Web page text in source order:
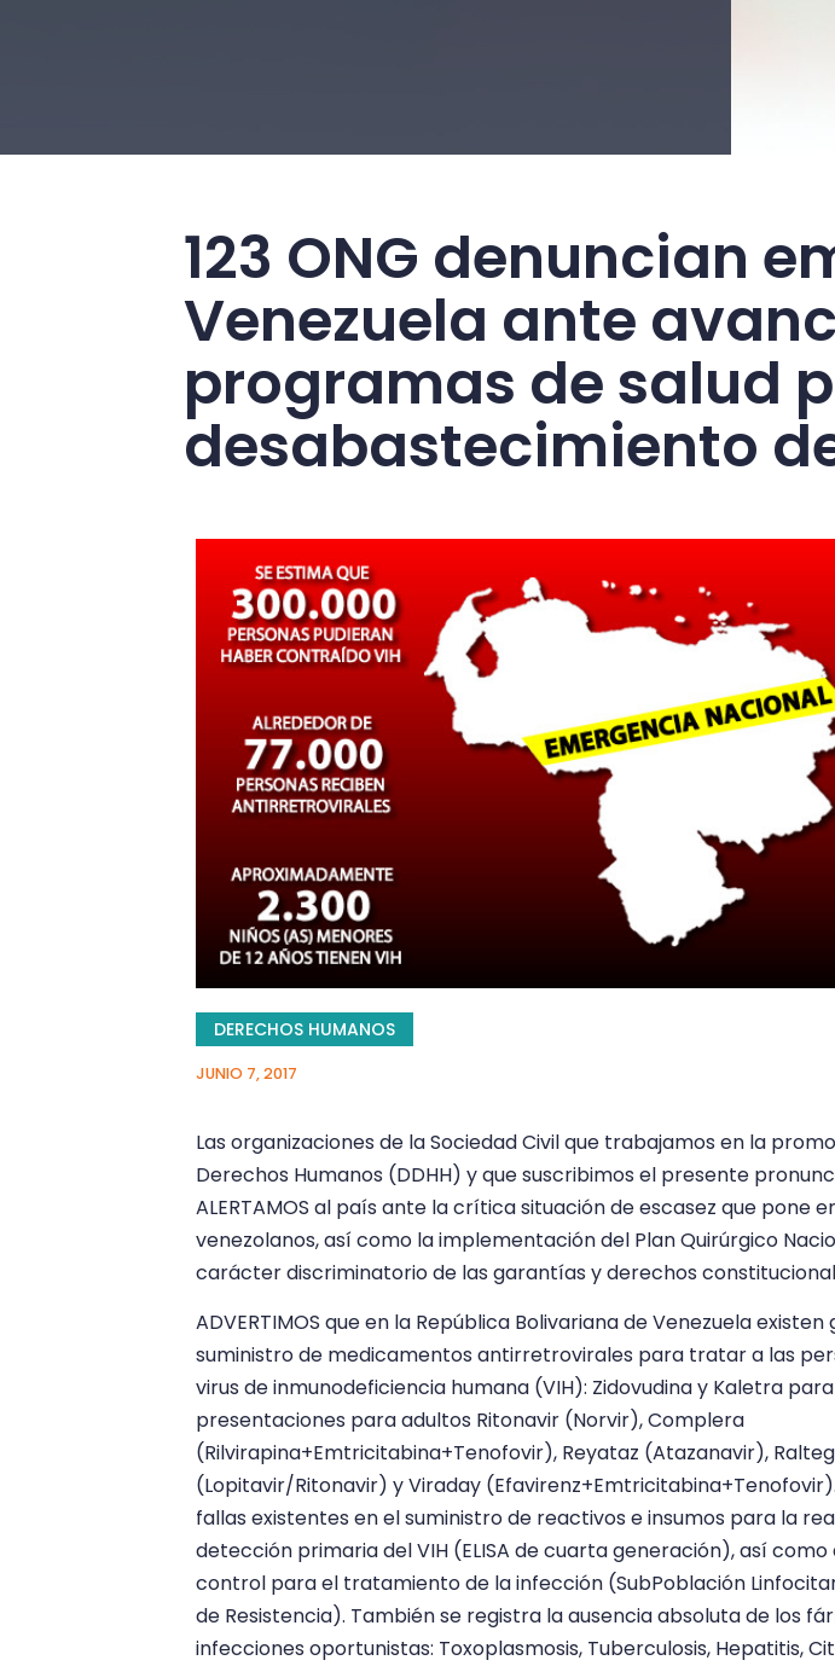
123 ONG denuncian
Venezuela ante
programas de salud
desabastecimiento
DERECHOS HUMANOS
JUNIO 7, 2017
Las organizaciones de la Sociedad Civil que trabajamos en la
Derechos Humanos (DDHH) y que suscribimos el presente
ALERTAMOS al país ante la crítica situación de escasez que pone
venezolanos, así como la implementación del Plan Quirúrgico
carácter discriminatorio de las garantías y derechos
ADVERTIMOS que en la República Bolivariana de Venezuela
suministro de medicamentos antirretrovirales para tratar a las
virus de inmunodeficiencia humana (VIH): Zidovudina y Kaletra
presentaciones para adultos Ritonavir (Norvir), Complera
(Rilvirapina+Emtricitabina+Tenofovir), Reyataz (Atazanavir),
(Lopitavir/Ritonavir) y Viraday
fallas existentes en el suministro de reactivos e insumos para la
detección primaria del VIH (ELISA de cuarta generación), así
control para el tratamiento de la infección (SubPoblación
de Resistencia). También se registra la ausencia absoluta de los
infecciones oportunistas: Toxoplasmosis, Tuberculosis, Hepatitis,